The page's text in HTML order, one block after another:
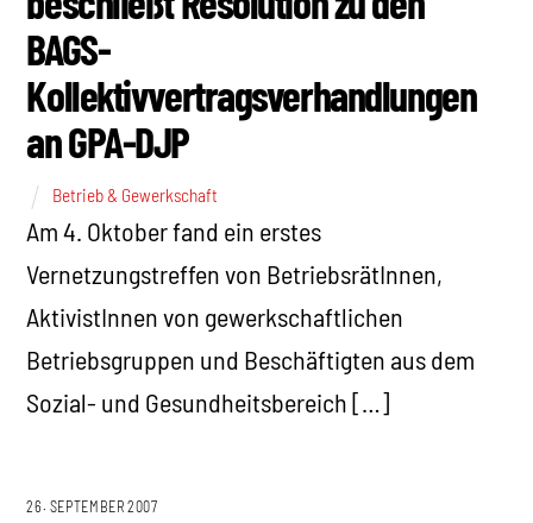
BAGS-
Kollektivvertragsverhandlungen
an GPA-DJP
Betrieb & Gewerkschaft
Am 4. Oktober fand ein erstes
Vernetzungstreffen von BetriebsrätInnen,
AktivistInnen von gewerkschaftlichen
Betriebsgruppen und Beschäftigten aus dem
Sozial- und Gesundheitsbereich […]
26. SEPTEMBER 2007